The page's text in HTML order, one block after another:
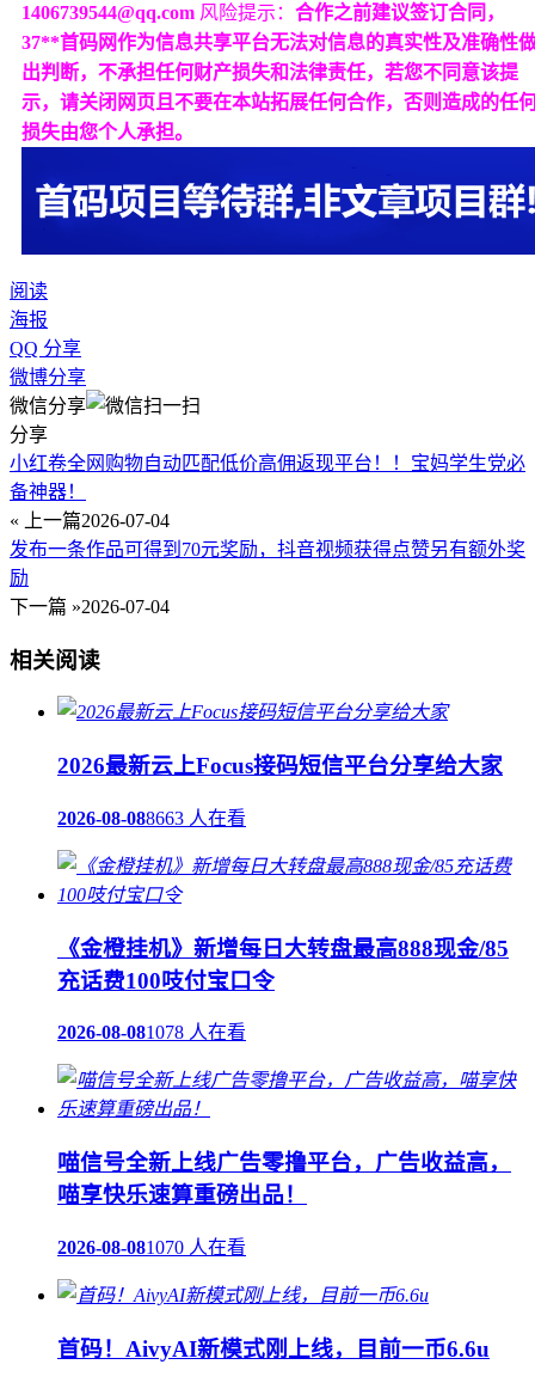
1406739544@qq.com 风险提示： 合作之前建议签订合同，
37**首码网作为信息共享平台无法对信息的真实性及准确性
出判断，不承担任何财产损失和法律责任，若您不同意该提
示，请关闭网页且不要在本站拓展任何合作，否则造成的任
损失由您个人承担。
阅读
海报
QQ 分享
微博分享
微信分享
分享
小红卷全网购物自动匹配低价高佣返现平台！！宝妈学生党必
备神器！
« 上一篇2026-07-04
发布一条作品可得到70元奖励，抖音视频获得点赞另有额外奖
励
下一篇 »2026-07-04
相关阅读
2026最新云上Focus接码短信平台分享给大家
2026-08-088663 人在看
《金橙挂机》新增每日大转盘最高888现金/85
充话费100吱付宝口令
2026-08-081078 人在看
喵信号全新上线广告零撸平台，广告收益高，
喵享快乐速算重磅出品！
2026-08-081070 人在看
首码！AivyAI新模式刚上线，目前一币6.6u